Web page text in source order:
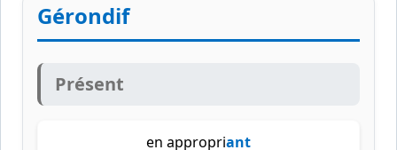
Gérondif
Présent
en appropriant